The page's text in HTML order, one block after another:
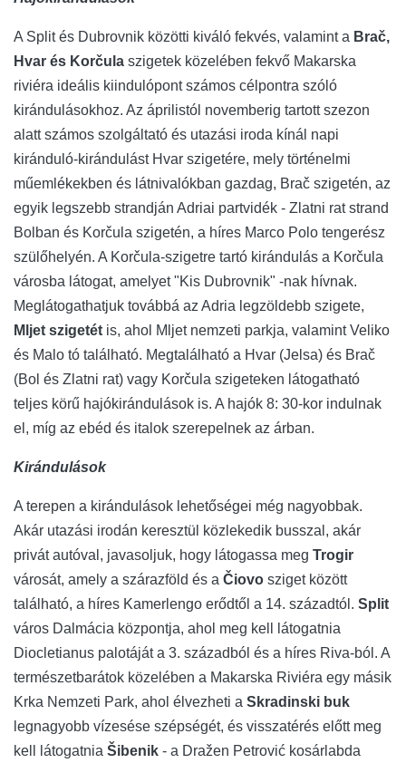
A Split és Dubrovnik közötti kiváló fekvés, valamint a Brač,
Hvar és Korčula szigetek közelében fekvő Makarska
riviéra ideális kiindulópont számos célpontra szóló
kirándulásokhoz. Az áprilistól novemberig tartott szezon
alatt számos szolgáltató és utazási iroda kínál napi
kiránduló-kirándulást Hvar szigetére, mely történelmi
műemlékekben és látnivalókban gazdag, Brač szigetén, az
egyik legszebb strandján Adriai partvidék - Zlatni rat strand
Bolban és Korčula szigetén, a híres Marco Polo tengerész
szülőhelyén. A Korčula-szigetre tartó kirándulás a Korčula
városba látogat, amelyet "Kis Dubrovnik" -nak hívnak.
Meglátogathatjuk továbbá az Adria legzöldebb szigete,
Mljet szigetét is, ahol Mljet nemzeti parkja, valamint Veliko
és Malo tó található. Megtalálható a Hvar (Jelsa) és Brač
(Bol és Zlatni rat) vagy Korčula szigeteken látogatható
teljes körű hajókirándulások is. A hajók 8: 30-kor indulnak
el, míg az ebéd és italok szerepelnek az árban.
Kirándulások
A terepen a kirándulások lehetőségei még nagyobbak.
Akár utazási irodán keresztül közlekedik busszal, akár
privát autóval, javasoljuk, hogy látogassa meg Trogir
városát, amely a szárazföld és a Čiovo sziget között
található, a híres Kamerlengo erődtől a 14. századtól. Split
város Dalmácia központja, ahol meg kell látogatnia
Diocletianus palotáját a 3. századból és a híres Riva-ból. A
természetbarátok közelében a Makarska Riviéra egy másik
Krka Nemzeti Park, ahol élvezheti a Skradinski buk
legnagyobb vízesése szépségét, és visszatérés előtt meg
kell látogatnia Šibenik - a Dražen Petrović kosárlabda